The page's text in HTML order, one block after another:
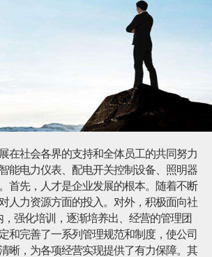
在社会各界的支持和全体员工的共同努力
能电力仪表、配电开关控制设备、照明器
首先，人才是企业发展的根本。随着不断
人力资源方面的投入。对外，积极面向社
强化培训，逐渐培养出、经营的管理团
和完善了一系列管理规范和制度，使公司
晰，为各项经营实现提供了有力保障。其